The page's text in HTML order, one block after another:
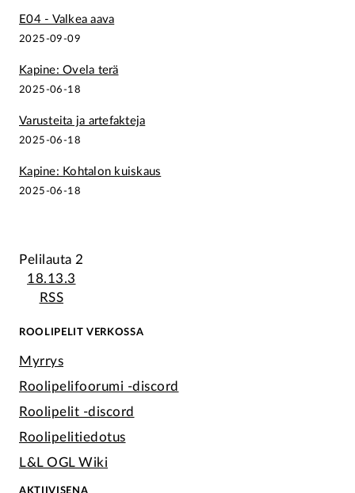
E04 - Valkea aava
2025-09-09
Kapine: Ovela terä
2025-06-18
Varusteita ja artefakteja
2025-06-18
Kapine: Kohtalon kuiskaus
2025-06-18
Pelilauta 2
18.13.3
RSS
ROOLIPELIT VERKOSSA
Myrrys
Roolipelifoorumi -discord
Roolipelit -discord
Roolipelitiedotus
L&L OGL Wiki